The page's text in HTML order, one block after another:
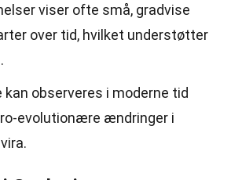
viser ofte små, gradvise
over tid, hvilket understøtter
kan observeres i moderne tid
evolutionære ændringer i